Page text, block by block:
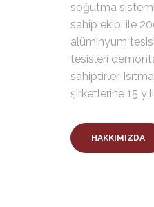
soğutma
sahip ekibi ile
alüminyum
tesisleri
sahiptirler.
şirketlerine 15
HAKKIMIZDA